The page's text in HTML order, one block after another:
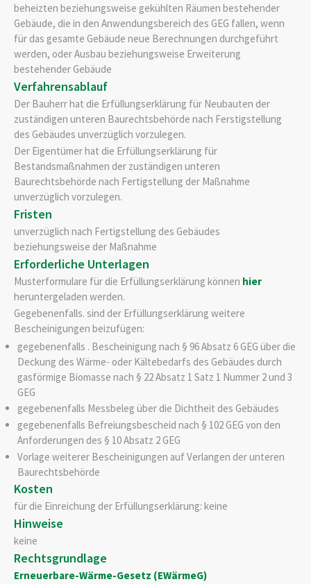
beheizten beziehungsweise gekühlten Räumen bestehender
Gebäude, die in den Anwendungsbereich des GEG fallen, wenn
für das gesamte Gebäude neue Berechnungen durchgeführt
werden, oder Ausbau beziehungsweise Erweiterung
bestehender Gebäude
Verfahrensablauf
Der Bauherr hat die Erfüllungserklärung für Neubauten der
zuständigen unteren Baurechtsbehörde nach Ferstigstellung
des Gebäudes unverzüglich vorzulegen.
Der Eigentümer hat die Erfüllungserklärung für
Bestandsmaßnahmen der zuständigen unteren
Baurechtsbehörde nach Fertigstellung der Maßnahme
unverzüglich vorzulegen.
Fristen
unverzüglich nach Fertigstellung des Gebäudes
beziehungsweise der Maßnahme
Erforderliche Unterlagen
Musterformulare für die Erfüllungserklärung können hier
heruntergeladen werden.
Gegebenenfalls. sind der Erfüllungserklärung weitere
Bescheinigungen beizufügen:
gegebenenfalls . Bescheinigung nach § 96 Absatz 6 GEG über die
Deckung des Wärme- oder Kältebedarfs des Gebäudes durch
gasförmige Biomasse nach § 22 Absatz 1 Satz 1 Nummer 2 und 3
GEG
gegebenenfalls Messbeleg über die Dichtheit des Gebäudes
gegebenenfalls Befreiungsbescheid nach § 102 GEG von den
Anforderungen des § 10 Absatz 2 GEG
Vorlage weiterer Bescheinigungen auf Verlangen der unteren
Baurechtsbehörde
Kosten
für die Einreichung der Erfüllungserklärung: keine
Hinweise
keine
Rechtsgrundlage
Erneuerbare-Wärme-Gesetz (EWärmeG)